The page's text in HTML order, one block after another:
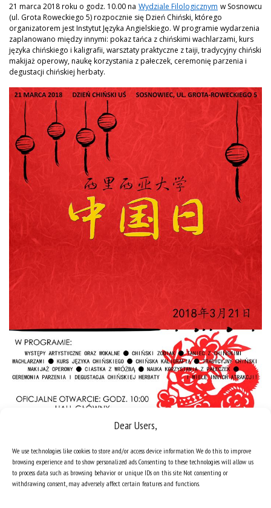
Dear Users,
We use technologies like cookies to store and/or access device information. We do this to improve
browsing experience and to show personalized ads. Consenting to these technologies will allow us
to process data such as browsing behavior or unique IDs on this site. Not consenting or
withdrawing consent, may adversely affect certain features and functions.
21 marca 2018 roku o godz. 10.00 na Wydziale Filologicznym w Sosnowcu
(ul. Grota Roweckiego 5) rozpocznie się Dzień Chiński, którego
organizatorem jest Instytut Języka Angielskiego. W programie wydarzenia
zaplanowano między innymi: pokaz tańca z chińskimi wachlarzami, kurs
języka chińskiego i kaligrafii, warsztaty praktyczne z taiji, tradycyjny chiński
makijaż operowy, naukę korzystania z pałeczek, ceremonię parzenia i
degustacji chińskiej herbaty.